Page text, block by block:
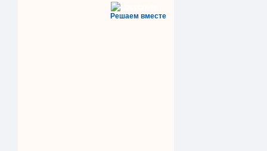
Решаем вместе